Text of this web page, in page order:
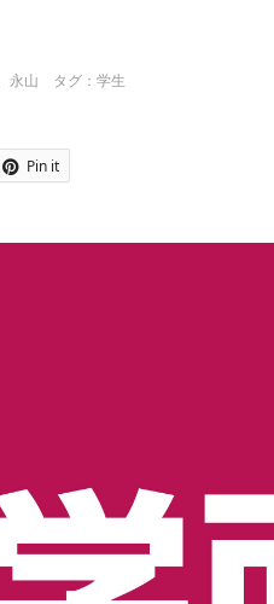
永山 タグ：学生
Pin it